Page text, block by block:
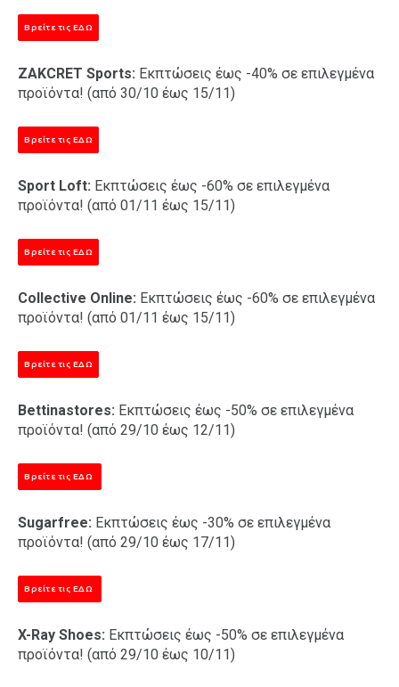
Βρείτε τις ΕΔΩ
ZAKCRET Sports: Εκπτώσεις έως -40% σε επιλεγμένα
προϊόντα! (από 30/10 έως 15/11)
Βρείτε τις ΕΔΩ
Sport Loft: Εκπτώσεις έως -60% σε επιλεγμένα
προϊόντα! (από 01/11 έως 15/11)
Βρείτε τις ΕΔΩ
Collective Online: Εκπτώσεις έως -60% σε επιλεγμένα
προϊόντα! (από 01/11 έως 15/11)
Βρείτε τις ΕΔΩ
Bettinastores: Εκπτώσεις έως -50% σε επιλεγμένα
προϊόντα! (από 29/10 έως 12/11)
Βρείτε τις ΕΔΩ
Sugarfree: Εκπτώσεις έως -30% σε επιλεγμένα
προϊόντα! (από 29/10 έως 17/11)
Βρείτε τις ΕΔΩ
X-Ray Shoes: Εκπτώσεις έως -50% σε επιλεγμένα
προϊόντα! (από 29/10 έως 10/11)